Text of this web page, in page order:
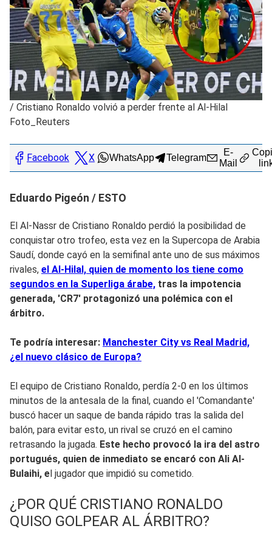
/ Cristiano Ronaldo volvió a perder frente al Al-Hilal
Foto_Reuters
Facebook X WhatsApp Telegram
E-
Mail
Eduardo Pigeón / ESTO
El Al-Nassr de Cristiano Ronaldo perdió la posibilidad de
conquistar otro trofeo, esta vez en la Supercopa de Arabia
Saudí, donde cayó en la semifinal ante uno de sus máximos
rivales, el Al-Hilal, quien de momento los tiene como
segundos en la Superliga árabe, tras la impotencia
generada, 'CR7' protagonizó una polémica con el
árbitro.
Te podría interesar: Manchester City vs Real Madrid,
¿el nuevo clásico de Europa?
El equipo de Cristiano Ronaldo, perdía 2-0 en los últimos
minutos de la antesala de la final, cuando el 'Comandante'
buscó hacer un saque de banda rápido tras la salida del
balón, para evitar esto, un rival se cruzó en el camino
retrasando la jugada. Este hecho provocó la ira del astro
portugués, quien de inmediato se encaró con Ali Al-
Bulaihi, el jugador que impidió su cometido.
¿POR QUÉ CRISTIANO RONALDO
QUISO GOLPEAR AL ÁRBITRO?